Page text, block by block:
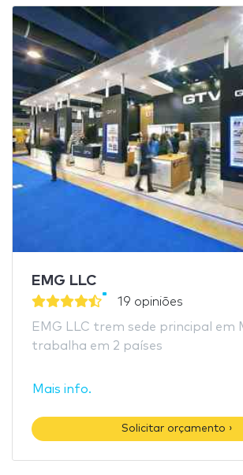
EMG LLC
19 opiniões
EMG LLC trem sede principal em
trabalha em 2 países
Mais info.
Solicitar orçamento ›